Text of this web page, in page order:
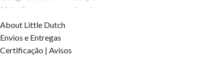
Melodia suave e envolvente
Estrela que gira enquanto toca música
Ideal para o quarto do bebé
Deixa que a magia da música envolva o teu lar e crie
About Little Dutch
Envios e Entregas
Certificação | Avisos